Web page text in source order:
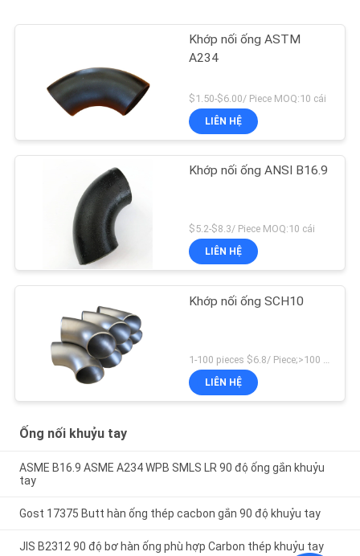
Khớp nối ống ASTM
A234
$1.50-$6.00/ Piece MOQ:10 cái
LIÊN HỆ
Khớp nối ống ANSI B16.9
$5.2-$8.3/ Piece MOQ:10 cái
LIÊN HỆ
Khớp nối ống SCH10
1-100 pieces $6.8/ Piece;>100 pieces $4.9/ Piece MOQ:1 miếng
LIÊN HỆ
Ống nối khuỷu tay
ASME B16.9 ASME A234 WPB SMLS LR 90 độ ống gắn khuỷu
tay
Gost 17375 Butt hàn ống thép cacbon gắn 90 độ khuỷu tay
JIS B2312 90 độ bơ hàn ống phù hợp Carbon thép khuỷu tay